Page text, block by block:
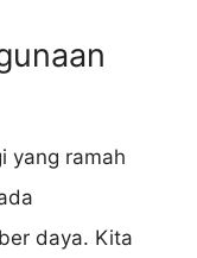
yang ramah
daya. Kita